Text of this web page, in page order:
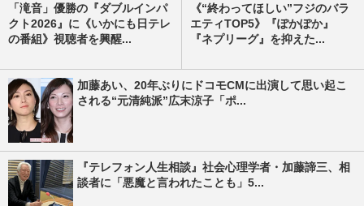
「滝音」優勝の『ダブルインパ
クト2026』に《いかにも日テレ
の番組》視聴者を興醒...
《“終わってほしい”フジのバラ
エティTOP5》『ぽかぽか』
『ネプリーグ』を抑えた...
加藤あい、20年ぶりにドコモCMに出演して思い起こ
される“元清純派”広末涼子「ポ...
『テレフォン人生相談』社会心理学者・加藤諦三、相
談者に「悪魔と言われたことも」5...